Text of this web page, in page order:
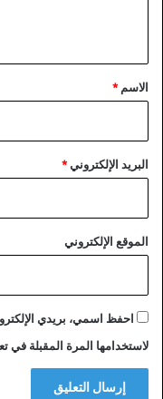
*
الاسم *
البريد الإلكتروني*
الموقع الإلكتروني
احفظ اسمي، بريدي
لاستخدامها المرة المقبلة في